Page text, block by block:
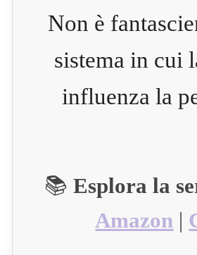
Non è
sistema in cui
influenza la
📚Esplora la
Amazon |